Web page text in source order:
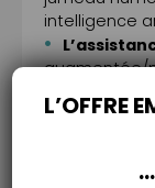
intelligence
augmentée/
additive,
connectés
robotique –
L’OFFRE